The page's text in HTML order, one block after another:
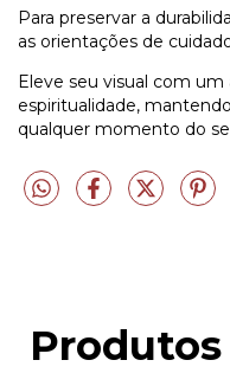
Para preservar a
as orientações de
Eleve seu visual com
espiritualidade,
qualquer momento do